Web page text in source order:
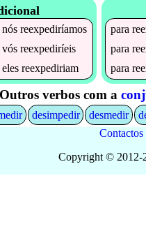
nósreexpediríamos
vósreexpediríeis
elesreexpediriam
para
para
para
Outros verbos com a
desimpedir desmedir
Contactos
Copyright © 2012-